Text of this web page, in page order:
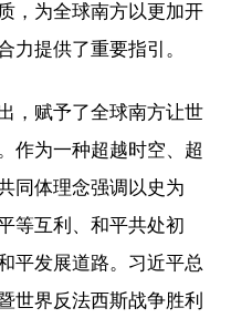
，为全球南方以更加开
力提供了重要指引。
，赋予了全球南方让世
作为一种超越时空、超
同体理念强调以史为
等互利、和平共处初
平发展道路。习近平总
世界反法西斯战争胜利